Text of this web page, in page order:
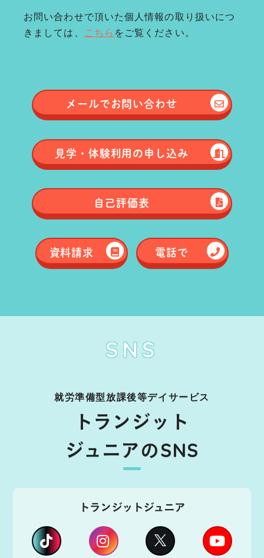
お問い合わせで頂いた個人情報の取り扱いにつ
きましては、
こちら をご覧ください。
メールでお問い合わせ
見学・体験利用の申し込み
自己評価表
資料請求 電話で
SNS
就労準備型放課後等デイサービス
トランジット
ジュニアのSNS
トランジットジュニア